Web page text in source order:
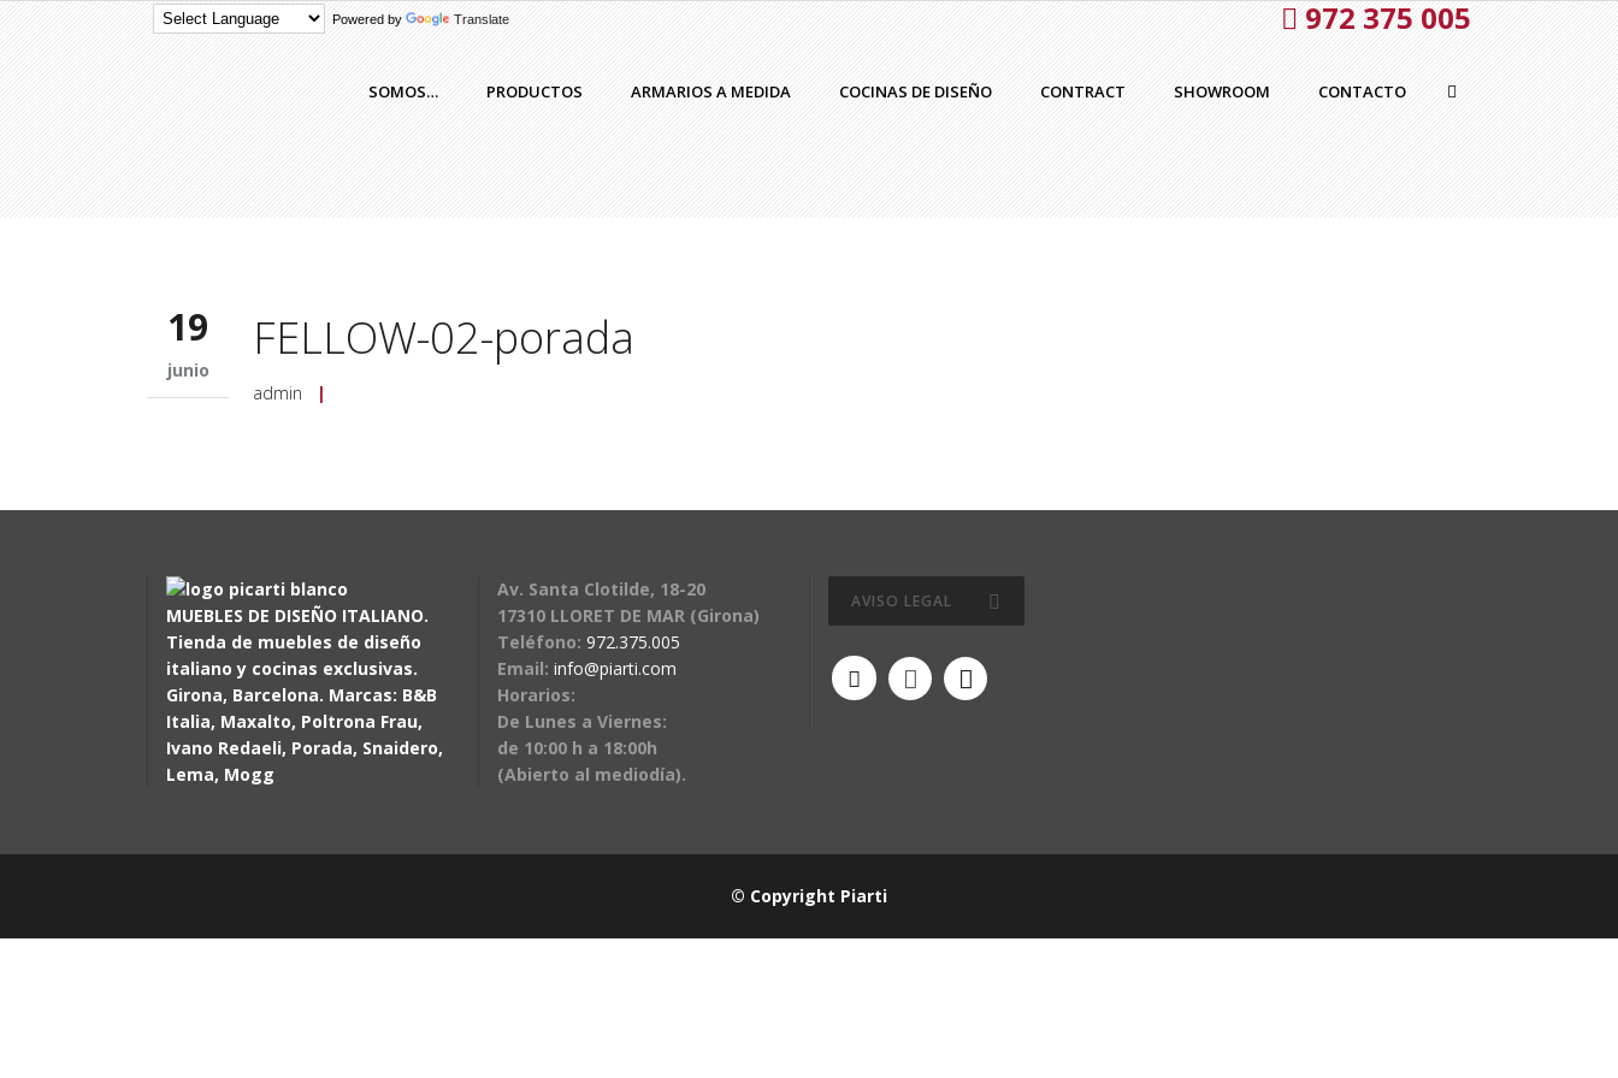
Powered by Translate 972 375 005
SOMOS… PRODUCTOS ARMARIOS A MEDIDA COCINAS DE DISEÑO CONTRACT SHOWROOM CONTACTO
19
junio
FELLOW-02-porada
admin |
MUEBLES DE DISEÑO ITALIANO.
Tienda de muebles de diseño
italiano y cocinas exclusivas.
Girona, Barcelona. Marcas: B&B
Italia, Maxalto, Poltrona Frau,
Ivano Redaeli, Porada, Snaidero,
Lema, Mogg
Av. Santa Clotilde, 18-20
17310 LLORET DE MAR (Girona)
Teléfono: 972.375.005
Email: info@piarti.com
Horarios:
De Lunes a Viernes:
de 10:00 h a 18:00h
(Abierto al mediodía).
AVISO LEGAL
© Copyright Piarti